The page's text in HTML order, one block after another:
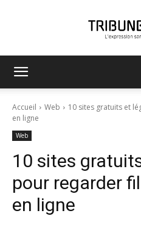
Accueil Web
10 sites gratuits et
en ligne
Web
10 sites
pour regarder
en ligne